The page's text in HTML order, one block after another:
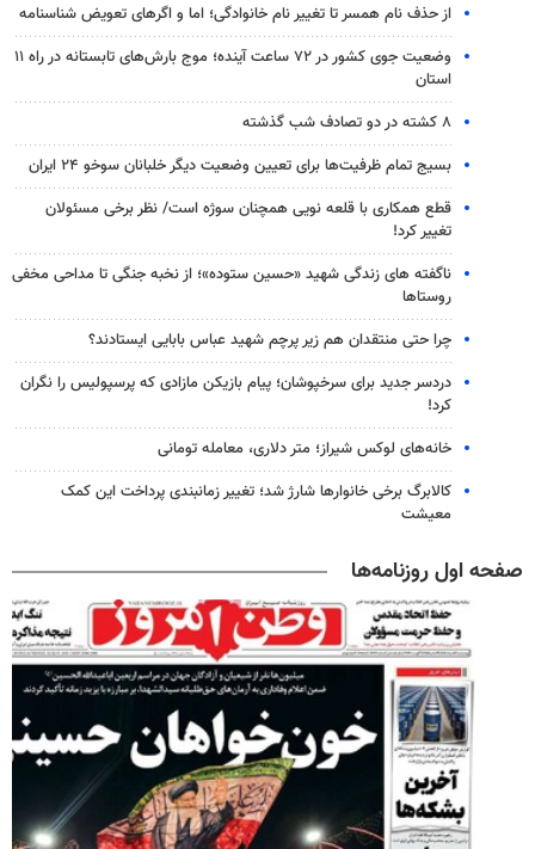
از حذف نام همسر تا تغییر نام خانوادگی؛ اما و اگرهای تعویض شناسنامه
وضعیت جوی کشور در ۷۲ ساعت آینده؛ موج بارش‌های تابستانه در راه ۱۱
استان
۸ کشته در دو تصادف شب گذشته
بسیج تمام ظرفیت‌ها برای تعیین وضعیت دیگر خلبانان سوخو ۲۴ ایران
قطع همکاری با قلعه نویی همچنان سوژه است/ نظر برخی مسئولان
تغییر کرد!
ناگفته های زندگی شهید «حسین ستوده»؛ از نخبه جنگی تا مداحی مخفی
روستاها
چرا حتی منتقدان هم زیر پرچم شهید عباس بابایی ایستادند؟
دردسر جدید برای سرخپوشان؛ پیام بازیکن مازادی که پرسپولیس را نگران
کرد!
خانه‌های لوکس شیراز؛ متر دلاری، معامله تومانی
کالابرگ برخی خانوارها شارژ شد؛ تغییر زمانبندی پرداخت این کمک
معیشت
صفحه اول روزنامه‌ها